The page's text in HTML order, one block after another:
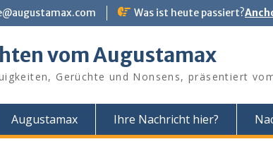
Was ist heute passiert?
vom Augustamax
Gerüchte und Nonsens, präsentiert
Augustamax Ihre Nachricht hier?